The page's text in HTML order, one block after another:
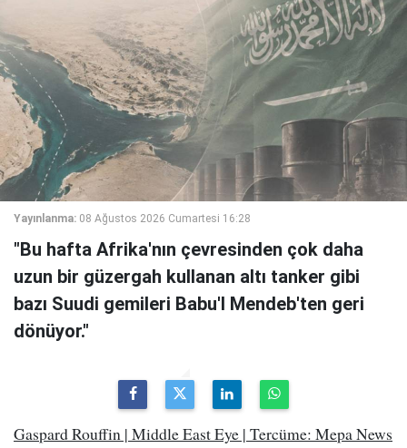
Yayınlanma: 08 Ağustos 2026 Cumartesi 16:28
"Bu hafta Afrika'nın çevresinden çok daha
uzun bir güzergah kullanan altı tanker gibi
bazı Suudi gemileri Babu'l Mendeb'ten geri
dönüyor."
Gaspard Rouffin | Middle East Eye | Tercüme: Mepa News